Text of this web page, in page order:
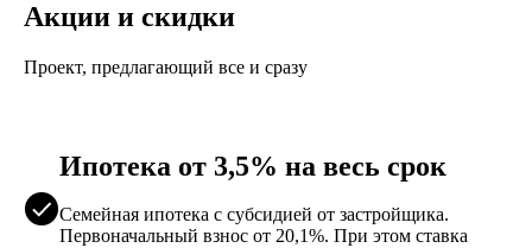
Акции и скидки
Проект, предлагающий все и сразу
Ипотека от 3,5% на весь срок
Семейная ипотека с субсидией от застройщика.
Первоначальный взнос от 20,1%. При этом ставка